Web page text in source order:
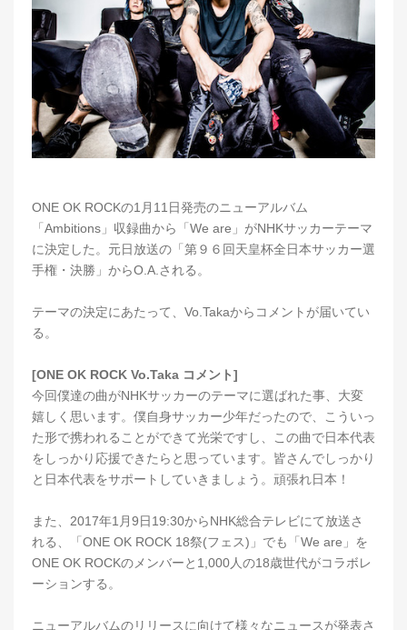
ONE OK ROCKの1月11日発売のニューアルバム
「Ambitions」収録曲から「We are」がNHKサッカーテーマ
に決定した。元日放送の「第９６回天皇杯全日本サッカー選
手権・決勝」からO.A.される。
テーマの決定にあたって、Vo.Takaからコメントが届いてい
る。
[ONE OK ROCK Vo.Taka コメント]
今回僕達の曲がNHKサッカーのテーマに選ばれた事、大変
嬉しく思います。僕自身サッカー少年だったので、こういっ
た形で携われることができて光栄ですし、この曲で日本代表
をしっかり応援できたらと思っています。皆さんでしっかり
と日本代表をサポートしていきましょう。頑張れ日本！
また、2017年1月9日19:30からNHK総合テレビにて放送さ
れる、「ONE OK ROCK 18祭(フェス)」でも「We are」を
ONE OK ROCKのメンバーと1,000人の18歳世代がコラボレ
ーションする。
ニューアルバムのリリースに向けて様々なニュースが発表さ